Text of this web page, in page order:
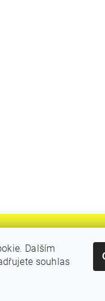
Původní
Dalším
souhlas